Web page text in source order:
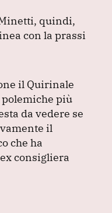
quindi,
con la prassi
il Quirinale
più
da vedere se
il
che ha
consigliera